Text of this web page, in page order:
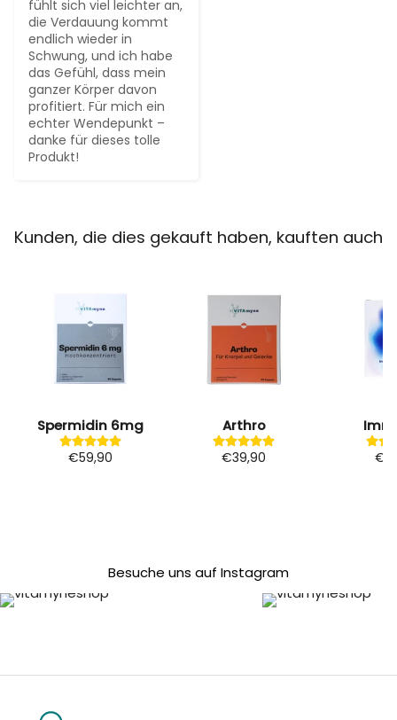
fühlt sich viel leichter an,
die Verdauung kommt
endlich wieder in
Schwung, und ich habe
das Gefühl, dass mein
ganzer Körper davon
profitiert. Für mich ein
echter Wendepunkt –
danke für dieses tolle
Produkt!
Kunden, die dies gekauft haben, kauften auch
Spermidin 6mg
€59,90
Arthro
€39,90
Besuche uns auf Instagram